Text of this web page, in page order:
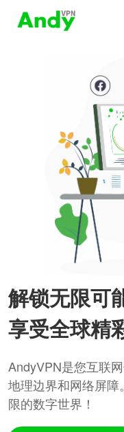
解锁无限可
享受全球精
AndyVPN是您互联
地理边界和网络屏
限的数字世界！